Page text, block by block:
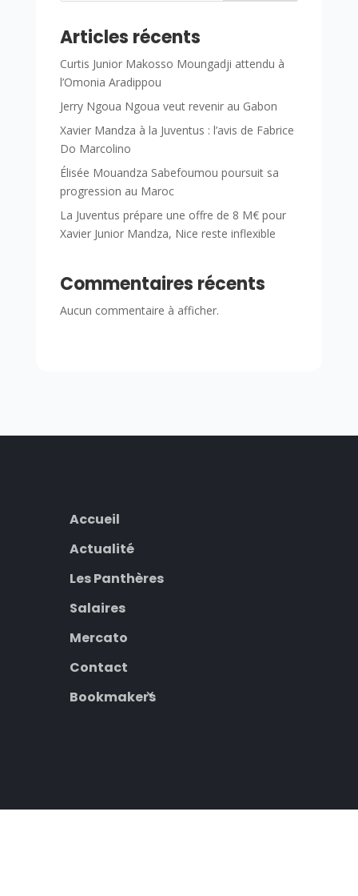
Articles récents
Curtis Junior Makosso Moungadji attendu à
l’Omonia Aradippou
Jerry Ngoua Ngoua veut revenir au Gabon
Xavier Mandza à la Juventus : l’avis de Fabrice
Do Marcolino
Élisée Mouandza Sabefoumou poursuit sa
progression au Maroc
La Juventus prépare une offre de 8 M€ pour
Xavier Junior Mandza, Nice reste inflexible
Commentaires récents
Aucun commentaire à afficher.
Accueil
Actualité
Les Panthères
Salaires
Mercato
Contact
Bookmakers